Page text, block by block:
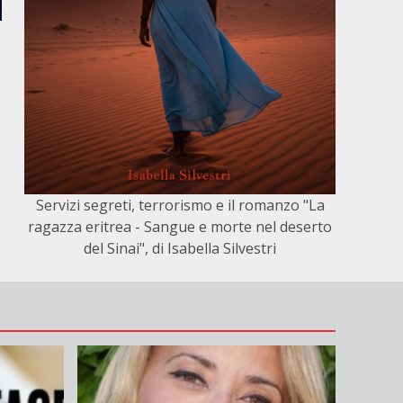
Servizi segreti, terrorismo e il romanzo "La
ragazza eritrea - Sangue e morte nel deserto
del Sinai", di Isabella Silvestri